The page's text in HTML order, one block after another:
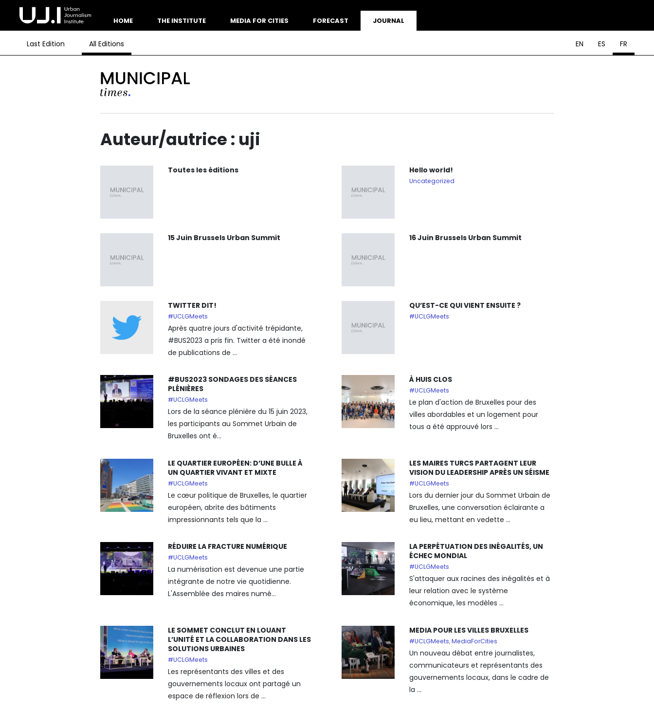
HOME THE INSTITUTE MEDIA FOR CITIES FORECAST JOURNAL
Last Edition All Editions EN ES FR
Auteur/autrice : uji
Toutes les éditions Hello world!
Uncategorized
15 Juin Brussels Urban Summit 16 Juin Brussels Urban Summit
TWITTER DIT!
#UCLGMeets
Après quatre jours d'activité trépidante,
#BUS2023 a pris fin. Twitter a été inondé
de publications de ...
QU’EST-CE QUI VIENT ENSUITE ?
#UCLGMeets
#BUS2023 SONDAGES DES SÉANCES
PLÉNIÈRES
#UCLGMeets
Lors de la séance plénière du 15 juin 2023,
les participants au Sommet Urbain de
Bruxelles ont é...
À HUIS CLOS
#UCLGMeets
Le plan d'action de Bruxelles pour des
villes abordables et un logement pour
tous a été approuvé lors ...
LE QUARTIER EUROPÉEN: D’UNE BULLE À
UN QUARTIER VIVANT ET MIXTE
#UCLGMeets
Le cœur politique de Bruxelles, le quartier
européen, abrite des bâtiments
impressionnants tels que la ...
LES MAIRES TURCS PARTAGENT LEUR
VISION DU LEADERSHIP APRÈS UN SÉISME
#UCLGMeets
Lors du dernier jour du Sommet Urbain de
Bruxelles, une conversation éclairante a
eu lieu, mettant en vedette ...
RÉDUIRE LA FRACTURE NUMÉRIQUE
#UCLGMeets
La numérisation est devenue une partie
intégrante de notre vie quotidienne.
L'Assemblée des maires numé...
LA PERPÉTUATION DES INÉGALITÉS, UN
ÉCHEC MONDIAL
#UCLGMeets
S'attaquer aux racines des inégalités et à
leur relation avec le système
économique, les modèles ...
LE SOMMET CONCLUT EN LOUANT
L’UNITÉ ET LA COLLABORATION DANS LES
SOLUTIONS URBAINES
#UCLGMeets
Les représentants des villes et des
gouvernements locaux ont partagé un
espace de réflexion lors de ...
MEDIA POUR LES VILLES BRUXELLES
#UCLGMeets,MediaForCities
Un nouveau débat entre journalistes,
communicateurs et représentants des
gouvernements locaux, dans le cadre de
la ...